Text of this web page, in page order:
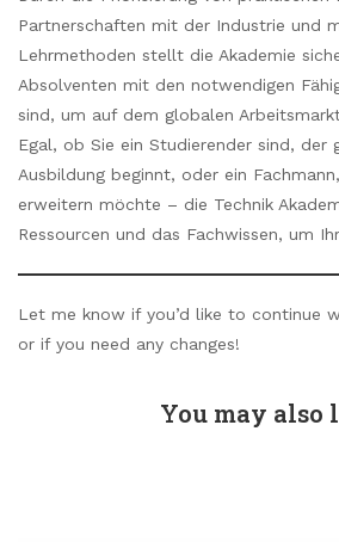
Partnerschaften mit der Industrie und
Lehrmethoden stellt die Akademie
Absolventen mit den notwendigen
sind, um auf dem globalen
Egal, ob Sie ein Studierender sind, der
Ausbildung beginnt, oder ein
erweitern möchte – die Technik
Ressourcen und das Fachwissen, um
Let me know if you’d like to continue
or if you need any changes!
You may also